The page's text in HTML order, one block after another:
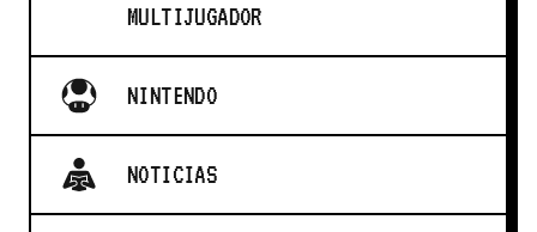
MULTIJUGADOR
NINTENDO
NOTICIAS